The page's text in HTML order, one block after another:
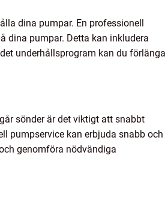
dina pumpar. En professionell
dina pumpar. Detta kan inkludera
underhållsprogram kan du förlänga
sönder är det viktigt att snabbt
pumpservice kan erbjuda snabb och
genomföra nödvändiga